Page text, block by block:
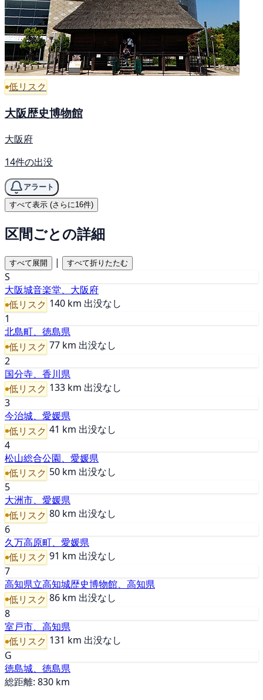
低リスク
大阪歴史博物館
大阪府
14件の出没
アラート
すべて表示 (さらに16件)
区間ごとの詳細
すべて展開 | すべて折りたたむ
S
大阪城音楽堂、大阪府
低リスク 140 km 出没なし
1
北島町、徳島県
低リスク 77 km 出没なし
2
国分寺、香川県
低リスク 133 km 出没なし
3
今治城、愛媛県
低リスク 41 km 出没なし
4
松山総合公園、愛媛県
低リスク 50 km 出没なし
5
大洲市、愛媛県
低リスク 80 km 出没なし
6
久万高原町、愛媛県
低リスク 91 km 出没なし
7
高知県立高知城歴史博物館、高知県
低リスク 86 km 出没なし
8
室戸市、高知県
低リスク 131 km 出没なし
G
徳島城、徳島県
総距離: 830 km